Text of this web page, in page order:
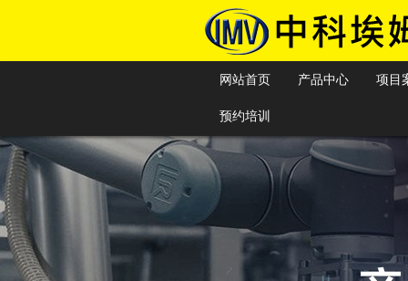
网站首页 产品中心 项目
预约培训